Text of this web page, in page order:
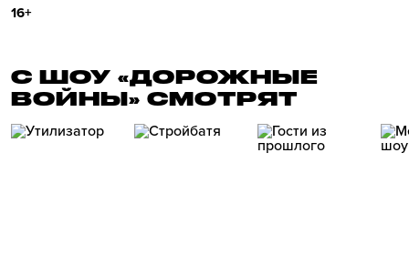
16+
С ШОУ «ДОРОЖНЫЕ
ВОЙНЫ» СМОТРЯТ